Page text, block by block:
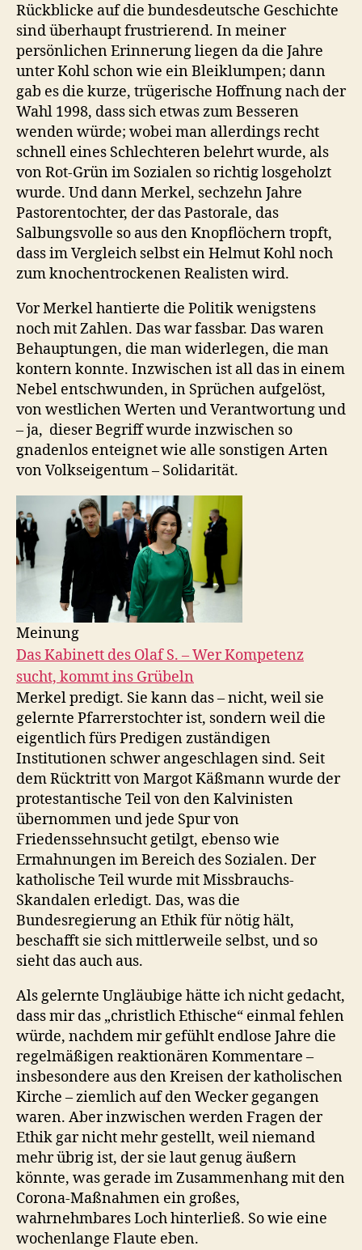
Rückblicke auf die bundesdeutsche Geschichte
sind überhaupt frustrierend. In meiner
persönlichen Erinnerung liegen da die Jahre
unter Kohl schon wie ein Bleiklumpen; dann
gab es die kurze, trügerische Hoffnung nach der
Wahl 1998, dass sich etwas zum Besseren
wenden würde; wobei man allerdings recht
schnell eines Schlechteren belehrt wurde, als
von Rot-Grün im Sozialen so richtig losgeholzt
wurde. Und dann Merkel, sechzehn Jahre
Pastorentochter, der das Pastorale, das
Salbungsvolle so aus den Knopflöchern tropft,
dass im Vergleich selbst ein Helmut Kohl noch
zum knochentrockenen Realisten wird.
Vor Merkel hantierte die Politik wenigstens
noch mit Zahlen. Das war fassbar. Das waren
Behauptungen, die man widerlegen, die man
kontern konnte. Inzwischen ist all das in einem
Nebel entschwunden, in Sprüchen aufgelöst,
von westlichen Werten und Verantwortung und
– ja, dieser Begriff wurde inzwischen so
gnadenlos enteignet wie alle sonstigen Arten
von Volkseigentum – Solidarität.
Meinung
Das Kabinett des Olaf S. – Wer Kompetenz
sucht, kommt ins Grübeln
Merkel predigt. Sie kann das – nicht, weil sie
gelernte Pfarrerstochter ist, sondern weil die
eigentlich fürs Predigen zuständigen
Institutionen schwer angeschlagen sind. Seit
dem Rücktritt von Margot Käßmann wurde der
protestantische Teil von den Kalvinisten
übernommen und jede Spur von
Friedenssehnsucht getilgt, ebenso wie
Ermahnungen im Bereich des Sozialen. Der
katholische Teil wurde mit Missbrauchs-
Skandalen erledigt. Das, was die
Bundesregierung an Ethik für nötig hält,
beschafft sie sich mittlerweile selbst, und so
sieht das auch aus.
Als gelernte Ungläubige hätte ich nicht gedacht,
dass mir das „christlich Ethische“ einmal fehlen
würde, nachdem mir gefühlt endlose Jahre die
regelmäßigen reaktionären Kommentare –
insbesondere aus den Kreisen der katholischen
Kirche – ziemlich auf den Wecker gegangen
waren. Aber inzwischen werden Fragen der
Ethik gar nicht mehr gestellt, weil niemand
mehr übrig ist, der sie laut genug äußern
könnte, was gerade im Zusammenhang mit den
Corona-Maßnahmen ein großes,
wahrnehmbares Loch hinterließ. So wie eine
wochenlange Flaute eben.